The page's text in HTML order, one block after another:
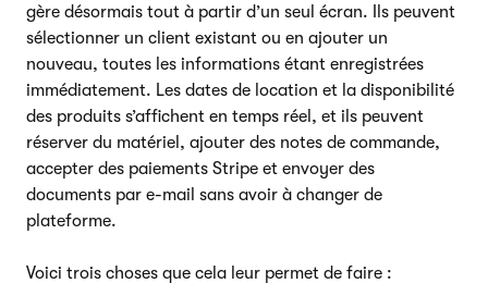
gère désormais tout à partir d’un seul écran. Ils peuvent
sélectionner un client existant ou en ajouter un
nouveau, toutes les informations étant enregistrées
immédiatement. Les dates de location et la disponibilité
des produits s’affichent en temps réel, et ils peuvent
réserver du matériel, ajouter des notes de commande,
accepter des paiements Stripe et envoyer des
documents par e-mail sans avoir à changer de
plateforme.
Voici trois choses que cela leur permet de faire :